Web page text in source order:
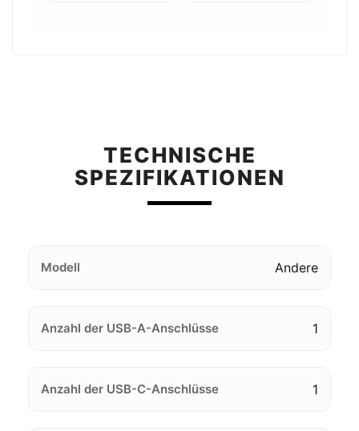
TECHNISCHE
SPEZIFIKATIONEN
Modell Andere
Anzahl der USB-A-Anschlüsse 1
Anzahl der USB-C-Anschlüsse 1